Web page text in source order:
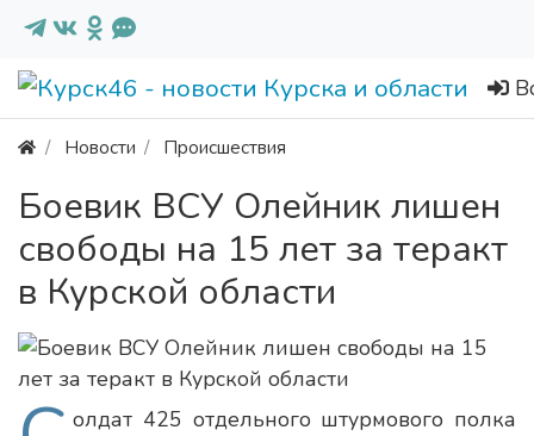
Новости Происшествия
Боевик ВСУ Олейник лишен
свободы на 15 лет за теракт
в Курской области
олдат 425 отдельного штурмового полка